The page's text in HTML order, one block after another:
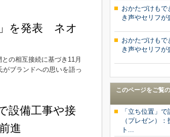
を発表 ネオ
の相互接続に基づき11月
ブランドへの思いを語っ
設備工事や接
進
おかたづけも
き声やセリフ
おかたづけも
き声やセリフ
このページをご覧
「立ち位置」
（プレゼン）
ト...